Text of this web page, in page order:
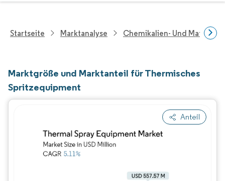
Startseite Marktanalyse Chemikalien- Und
Marktgröße und Marktanteil für Thermisches
Spritzequipment
Anteil